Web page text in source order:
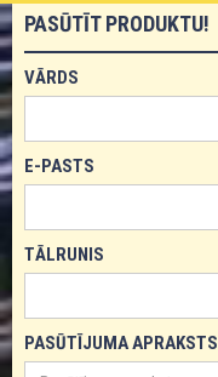
PASŪTĪT PRODUKTU!
VĀRDS
E-PASTS
TĀLRUNIS
PASŪTĪJUMA APRAKSTS